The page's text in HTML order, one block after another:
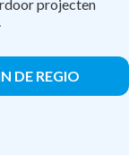
projecten
DE REGIO